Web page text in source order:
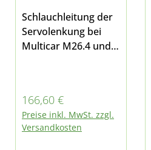
Schlauchleitung der
Servolenkung bei
Multicar M26.4 und
Regulärer Preis:
166,60 €
Preise inkl. MwSt. zzgl.
Versandkosten